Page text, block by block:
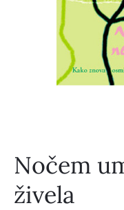
Nočem
živela